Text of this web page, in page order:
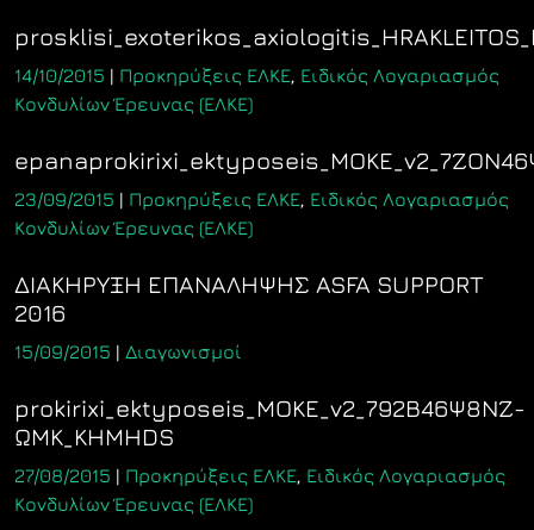
14/10/2015 | Προκηρύξεις ΕΛΚΕ, Ειδικός Λογαριασμός
Κονδυλίων Έρευνας (ΕΛΚΕ)
23/09/2015 | Προκηρύξεις ΕΛΚΕ, Ειδικός Λογαριασμός
Κονδυλίων Έρευνας (ΕΛΚΕ)
ΔΙΑΚΗΡΥΞΗ ΕΠΑΝΑΛΗΨΗΣ ASFA SUPPORT
2016
15/09/2015 | Διαγωνισμοί
prokirixi_ektyposeis_MOKE_v2_792Β46Ψ8ΝΖ-
ΩΜΚ_KHMHDS
27/08/2015 | Προκηρύξεις ΕΛΚΕ, Ειδικός Λογαριασμός
Κονδυλίων Έρευνας (ΕΛΚΕ)